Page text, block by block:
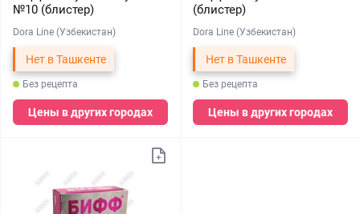
№10 (блистер)
Dora Line (Узбекистан)
Нет в Ташкенте
Без рецепта
Цены в других городах
(блистер)
Dora Line (Узбекистан)
Нет в Ташкенте
Без рецепта
Цены в других городах